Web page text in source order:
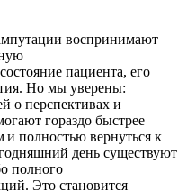
воспринимают
пациента, его
Но мы уверены:
о перспективах и
гораздо быстрее
и полностью вернуться к
день существуют
полного
Это становится